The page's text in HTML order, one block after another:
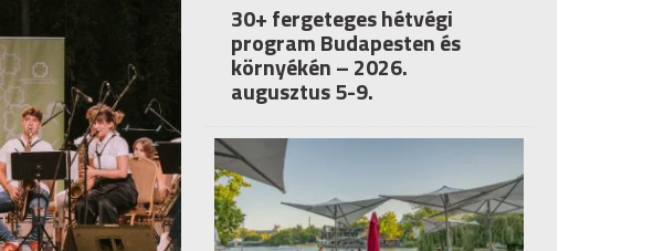
30+ fergeteges hétvégi
program Budapesten és
környékén – 2026.
augusztus 5-9.